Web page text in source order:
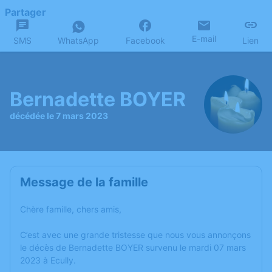
Partager
SMS WhatsApp Facebook E-mail Lien
Bernadette BOYER
décédée le 7 mars 2023
Message de la famille
Chère famille, chers amis,
C’est avec une grande tristesse que nous vous annonçons
le décès de Bernadette BOYER survenu le mardi 07 mars
2023 à Ecully.